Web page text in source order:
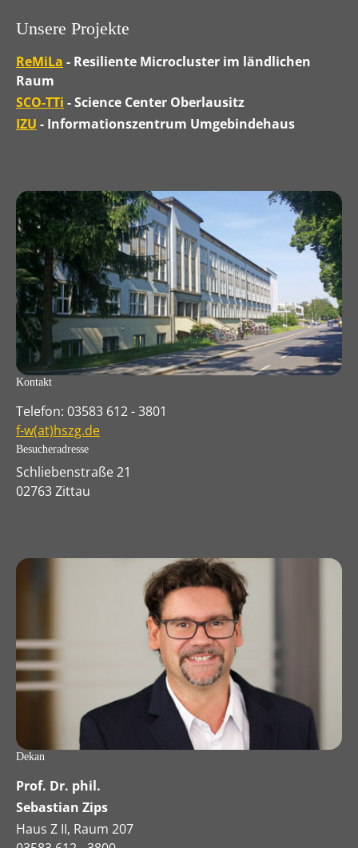
Unsere Projekte
ReMiLa - Resiliente Microcluster im ländlichen
Raum
SCO-TTi - Science Center Oberlausitz
IZU - Informationszentrum Umgebindehaus
Kontakt
Telefon: 03583 612 - 3801
f-w(at)hszg.de
Besucheradresse
Schliebenstraße 21
02763 Zittau
Dekan
Prof. Dr. phil.
Sebastian Zips
Haus Z II, Raum 207